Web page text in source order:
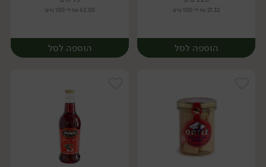
21.32 ₪ ל-100 גרם
הוספה לסל
62.00 ₪ ל-100 גרם
הוספה לסל